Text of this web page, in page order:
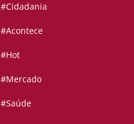
#Cidadania
#Acontece
#Hot
#Mercado
#Saúde